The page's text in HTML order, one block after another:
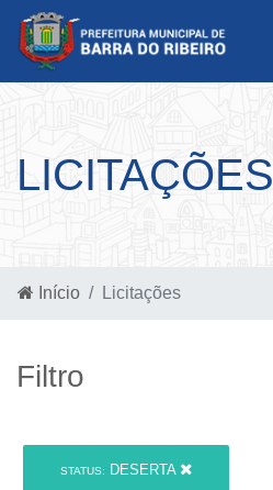
LICITAÇÕES
Início Licitações
Filtro
STATUS: DESERTA